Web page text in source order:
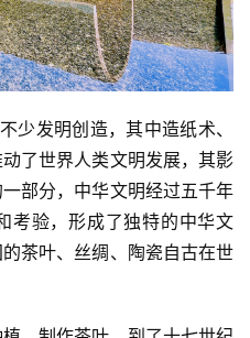
少发明创造，其中造纸术、
了世界人类文明发展，其影
部分，中华文明经过五千年
考验，形成了独特的中华文
茶叶、丝绸、陶瓷自古在世